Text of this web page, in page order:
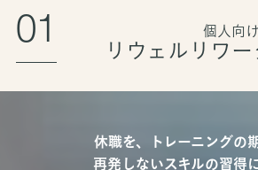
サービス概要
サービス概要 TOP
リワーク施設一覧
01 個人向け
リウェルリワ
休職を、トレーニングの
再発しないスキルの習得